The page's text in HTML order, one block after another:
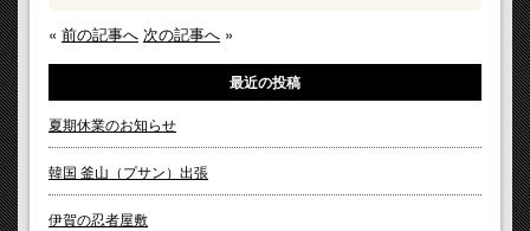
« 前の記事へ 次の記事へ »
最近の投稿
夏期休業のお知らせ
韓国 釜山（プサン）出張
伊賀の忍者屋敷